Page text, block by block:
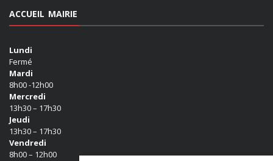
ACCUEIL MAIRIE
Lundi
Fermé
Mardi
8h00 -12h00
Mercredi
13h30 – 17h30
Jeudi
13h30 – 17h30
Vendredi
8h00 – 12h00